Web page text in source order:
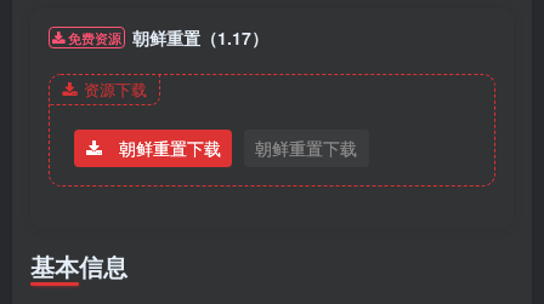
免费资源 朝鲜重置（1.17）
资源下载
朝鲜重置下载 朝鲜重置下载
基本信息